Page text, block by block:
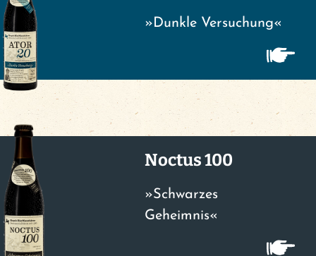
»Dunkle Versuchung«
Noctus 100
»Schwarzes
Geheimnis«